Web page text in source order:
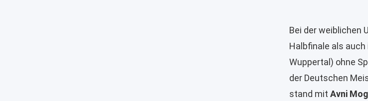
Bei der weiblichen
Halbfinale als auch
Wuppertal) ohne
der Deutschen
stand mit Avni